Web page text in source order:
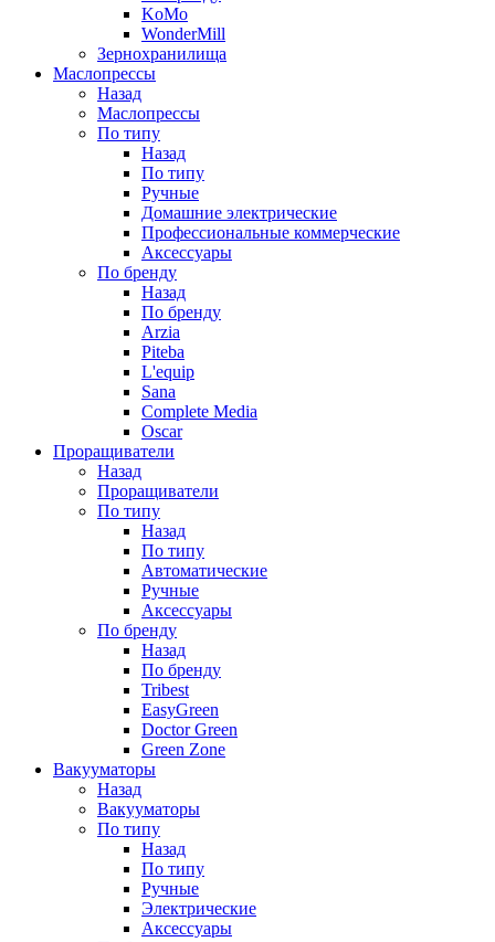
KoMo
WonderMill
Зернохранилища
Маслопрессы
Назад
Маслопрессы
По типу
Назад
По типу
Ручные
Домашние электрические
Профессиональные коммерческие
Аксессуары
По бренду
Назад
По бренду
Arzia
Piteba
L'equip
Sana
Complete Media
Oscar
Проращиватели
Назад
Проращиватели
По типу
Назад
По типу
Автоматические
Ручные
Аксессуары
По бренду
Назад
По бренду
Tribest
EasyGreen
Doctor Green
Green Zone
Вакууматоры
Назад
Вакууматоры
По типу
Назад
По типу
Ручные
Электрические
Аксессуары